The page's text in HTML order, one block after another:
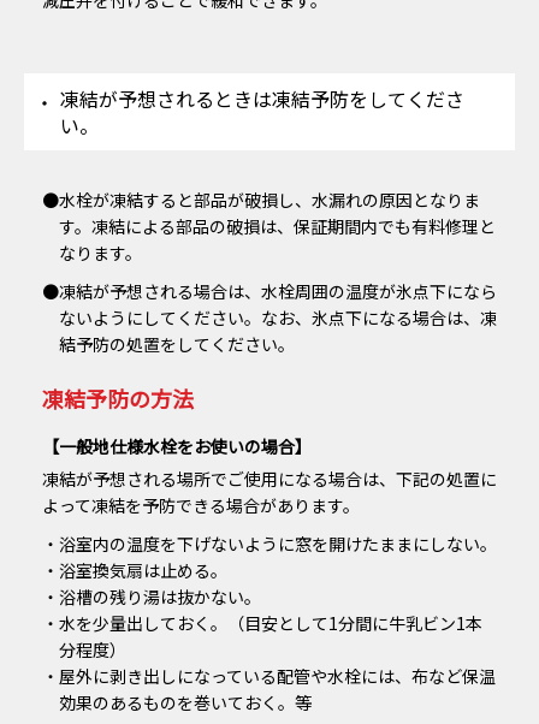
凍結が予想されるときは凍結予防をしてくださ
い。
水栓が凍結すると部品が破損し、水漏れの原因となりま
す。凍結による部品の破損は、保証期間内でも有料修理と
なります。
凍結が予想される場合は、水栓周囲の温度が氷点下になら
ないようにしてください。なお、氷点下になる場合は、凍
結予防の処置をしてください。
凍結予防の方法
【⼀般地仕様⽔栓をお使いの場合】
凍結が予想される場所でご使⽤になる場合は、下記の処置に
よって凍結を予防できる場合があります。
・浴室内の温度を下げないように窓を開けたままにしない。
・浴室換気扇は止める。
・浴槽の残り湯は抜かない。
・水を少量出しておく。（目安として1分間に牛乳ビン1本
分程度）
・屋外に剥き出しになっている配管や水栓には、布など保温
効果のあるものを巻いておく。等